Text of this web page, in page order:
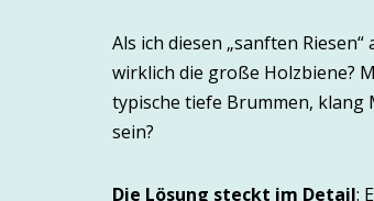
Als ich diesen „sanften
wirklich die große Holzbiene?
typische tiefe Brummen, klang
sein?
Die Lösung steckt im Detail: